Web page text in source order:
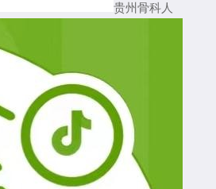
贵州骨科人